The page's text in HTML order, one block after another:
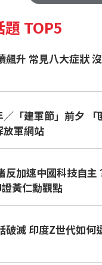
TOP5
「建軍節」前夕 「
放軍網站
黃仁勳觀點